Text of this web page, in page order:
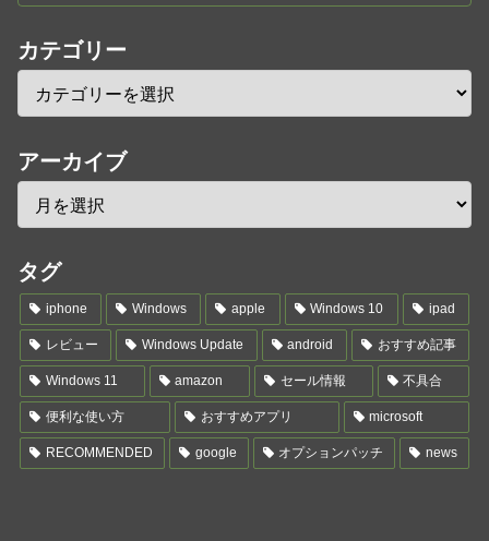
カテゴリー
アーカイブ
タグ
iphone Windows apple Windows 10 ipad
レビュー Windows Update android おすすめ記事
Windows 11 amazon セール情報 不具合
便利な使い方 おすすめアプリ microsoft
RECOMMENDED google オプションパッチ news